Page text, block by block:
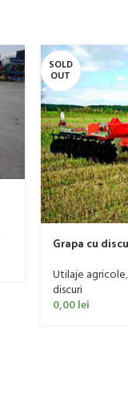
SOLD
OUT
Grapa cu
Utilaje agricole,
discuri
0,00lei